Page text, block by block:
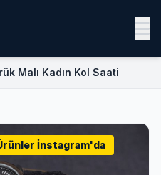
Malı Kadın Kol Saati
İnstagram'da